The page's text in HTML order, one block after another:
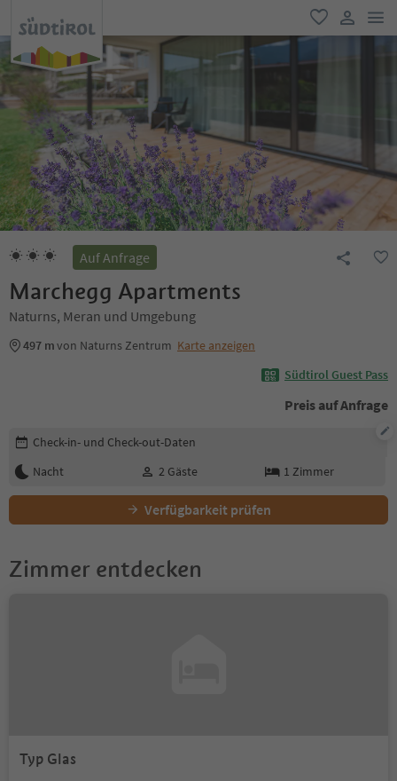
favorit
user link
Auf Anfrage
Marchegg Apartments
Naturns, Meran und Umgebung
497 mvon Naturns Zentrum Karte anzeigen
Südtirol Guest Pass
Preis auf Anfrage
Buchungsdetails bearbeiten
Check-in- und Check-out-Daten
Nacht
2 Gäste 1 Zimmer
Verfügbarkeit prüfen
Zimmer entdecken
Typ Glas